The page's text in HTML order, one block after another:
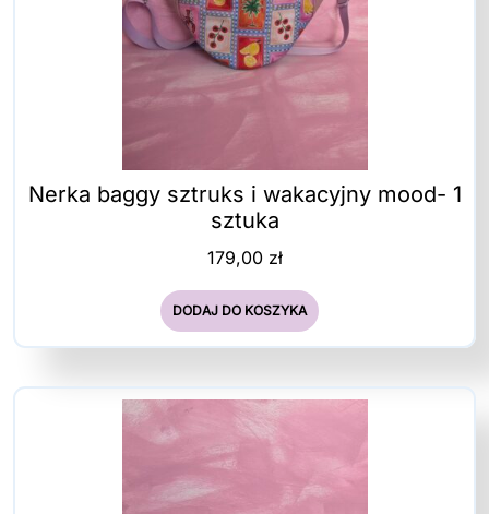
Nerka baggy sztruks i wakacyjny mood- 1
sztuka
179,00 zł
DODAJ DO KOSZYKA